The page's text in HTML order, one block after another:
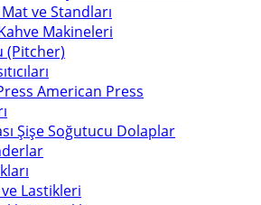
ve Standları
Makineleri
(Pitcher)
American Press
Şişe Soğutucu Dolaplar
Lastikleri